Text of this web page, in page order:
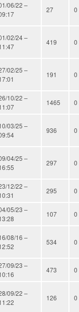
06/22 –
27 0
02/24 –
419 0
02/25 –
191 0
10/22 –
1465 0
03/25 –
936 0
04/25 –
297 0
12/22 –
295 0
05/23 –
107 0
08/16 –
534 0
09/23 –
473 0
09/22 –
126 0